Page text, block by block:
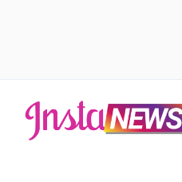
contenuto